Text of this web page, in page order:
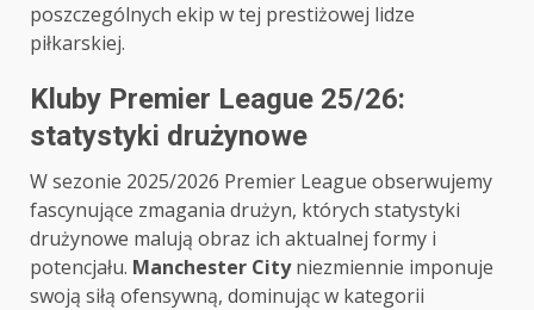
poszczególnych ekip w tej prestiżowej lidze
piłkarskiej.
Kluby Premier League 25/26:
statystyki drużynowe
W sezonie 2025/2026 Premier League obserwujemy
fascynujące zmagania drużyn, których statystyki
drużynowe malują obraz ich aktualnej formy i
potencjału. Manchester Cityniezmiennie imponuje
swoją siłą ofensywną, dominując w kategorii